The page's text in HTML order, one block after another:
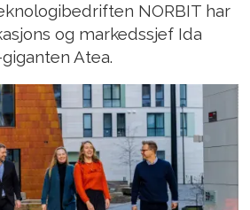
NORBIT har
og markedssjef Ida
Atea.